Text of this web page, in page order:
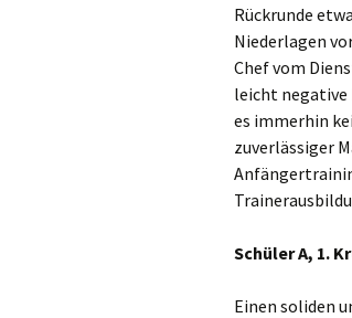
Rückrunde
Niederlagen
Chef vom
leicht negative
es immerhin
zuverlässiger
Schüler A, 1.
Einen soliden